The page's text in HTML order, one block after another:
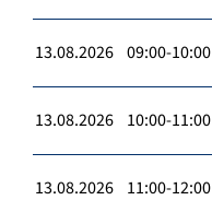
13.08.2026 09:00-10:00
13.08.2026 10:00-11:00
13.08.2026 11:00-12:00